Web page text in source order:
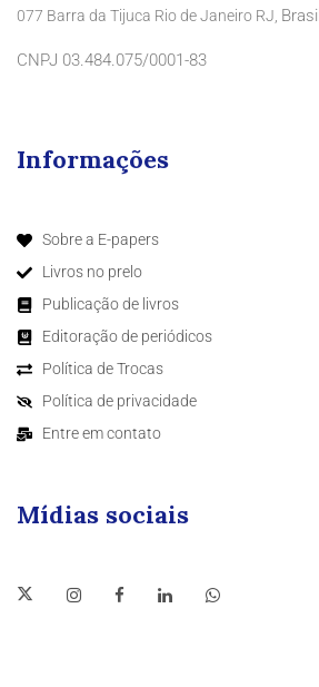
077 Barra da Tijuca Rio de Janeiro RJ, Brasil
CNPJ 03.484.075/0001-83
Informações
Sobre a E-papers
Livros no prelo
Publicação de livros
Editoração de periódicos
Política de Trocas
Política de privacidade
Entre em contato
Mídias sociais